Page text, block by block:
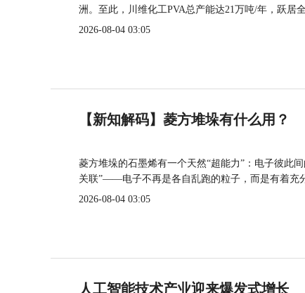
洲。至此，川维化工PVA总产能达21万吨/年，跃居
2026-08-04 03:05
【新知解码】菱方堆垛有什么用？
菱方堆垛的石墨烯有一个天然“超能力”：电子彼此
关联”——电子不再是各自乱跑的粒子，而是有着充
2026-08-04 03:05
人工智能技术产业迎来爆发式增长